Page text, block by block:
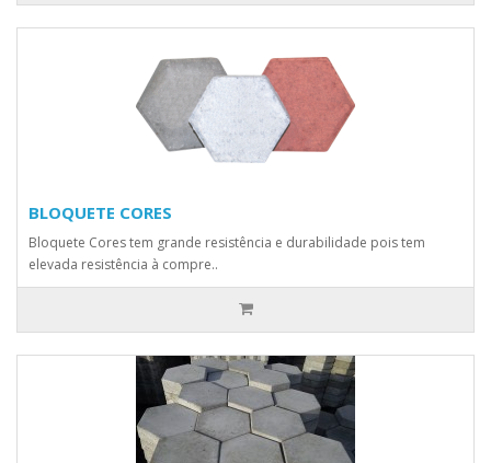
BLOQUETE CORES
Bloquete Cores tem grande resistência e durabilidade pois tem
elevada resistência à compre..